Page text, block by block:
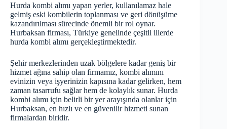
Hurda kombi alımı yapan yerler, kullanılamaz hale
gelmiş eski kombilerin toplanması ve geri dönüşüme
kazandırılması sürecinde önemli bir rol oynar.
Hurbaksan firması, Türkiye genelinde çeşitli illerde
hurda kombi alımı gerçekleştirmektedir.
Şehir merkezlerinden uzak bölgelere kadar geniş bir
hizmet ağına sahip olan firmamız, kombi alımını
evinizin veya işyerinizin kapısına kadar gelirken, hem
zaman tasarrufu sağlar hem de kolaylık sunar. Hurda
kombi alımı için belirli bir yer arayışında olanlar için
Hurbaksan, en hızlı ve en güvenilir hizmeti sunan
firmalardan biridir.